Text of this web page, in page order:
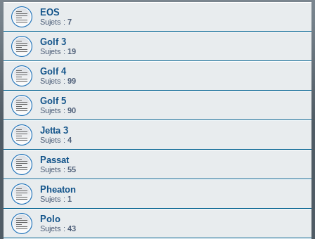
EOS
Sujets : 7
Golf 3
Sujets : 19
Golf 4
Sujets : 99
Golf 5
Sujets : 90
Jetta 3
Sujets : 4
Passat
Sujets : 55
Pheaton
Sujets : 1
Polo
Sujets : 43